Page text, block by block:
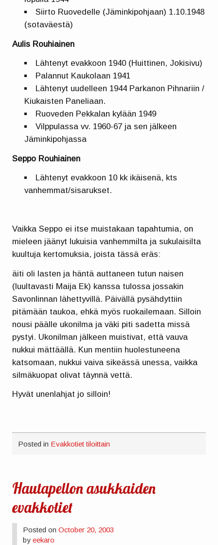
Siirto Ruovedelle (Jäminkipohjaan) 1.10.1948
(sotaväestä)
Aulis Rouhiainen
Lähtenyt evakkoon 1940 (Huittinen, Jokisivu)
Palannut Kaukolaan 1941
Lähtenyt uudelleen 1944 Parkanon Pihnariin /
Kiukaisten Paneliaan.
Ruoveden Pekkalan kylään 1949
Vilppulassa vv. 1960-67 ja sen jälkeen
Jäminkipohjassa
Seppo Rouhiainen
Lähtenyt evakkoon 10 kk ikäisenä, kts
vanhemmat/sisarukset.
Vaikka Seppo ei itse muistakaan tapahtumia, on
mieleen jäänyt lukuisia vanhemmilta ja sukulaisilta
kuultuja kertomuksia, joista tässä eräs:
äiti oli lasten ja häntä auttaneen tutun naisen
(luultavasti Maija Ek) kanssa tulossa jossakin
Savonlinnan lähettyvillä. Päivällä pysähdyttiin
pitämään taukoa, ehkä myös ruokailemaan. Silloin
nousi päälle ukonilma ja väki piti sadetta missä
pystyi. Ukonilman jälkeen muistivat, että vauva
nukkui mättäällä. Kun mentiin huolestuneena
katsomaan, nukkui vaiva sikeässä unessa, vaikka
silmäkuopat olivat täynnä vettä.
Hyvät unenlahjat jo silloin!
Posted in Evakkotiet tiloittain
Hautapellon asukkaiden
evakkotiet
Posted onOctober 20, 2003
byeekaro